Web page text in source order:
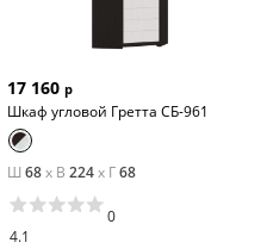
17 160 р
Шкаф угловой Гретта СБ-961
Ш 68x В 224x Г68
4.1
0